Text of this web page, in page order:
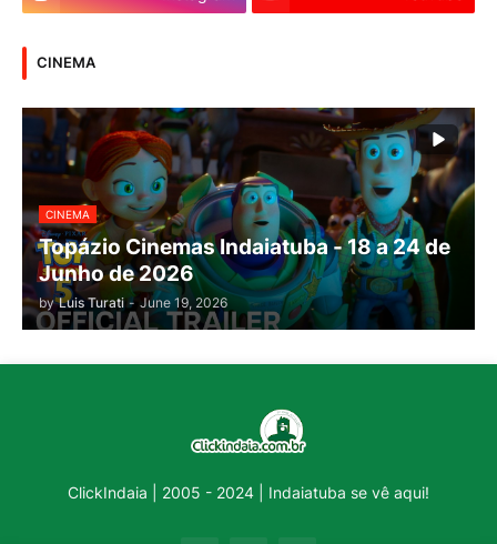
CINEMA
CINEMA
Topázio Cinemas Indaiatuba - 18 a 24 de
Junho de 2026
by Luis Turati - June 19, 2026
ClickIndaia | 2005 - 2024 | Indaiatuba se vê aqui!